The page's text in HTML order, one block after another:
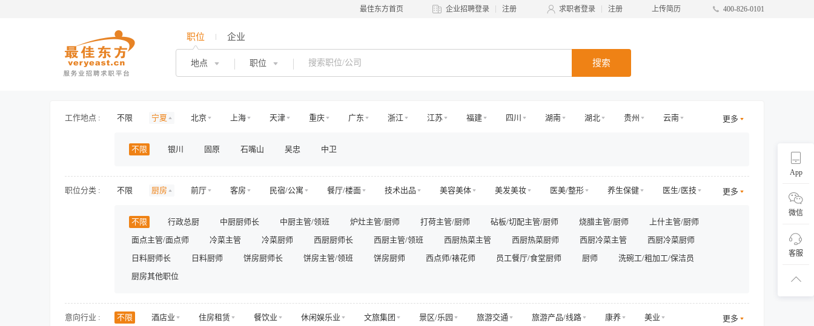
最佳东方首页 企业招聘登录 注册 求职者登录 注册 上传简历 400-826-0101
职位 企业
地点 职位 搜索
App
微信
客服
工作地点 : 不限 宁夏 北京 上海 天津 重庆 广东 浙江 江苏 福建 四川 湖南 湖北 贵州
云南
新疆
西藏 内蒙古 香港 澳门 国外
不限 银川 固原 石嘴山 吴忠 中卫
更多
职位分类 : 不限 厨房 前厅 客房 民宿/公寓 餐厅/楼面 技术出品 美容美体 美发美妆 医美/整形 养生保健
医生/医技
房地产开发
房地产规划与设计 房地产销售/中介 房地产工程 高层管理 市场/运营 销售/商务拓展 收益/预订
客服及支持
人力资源
行政 财务/审计/税务 法务/咨询 IT/电脑 工程/维修 安保/消防 生产营运 采购/物流 供应链
直播
影视/演出
储备/实习 兼职 其他
不限 行政总厨 中厨厨师长 中厨主管/领班 炉灶主管/厨师 打荷主管/厨师 砧板/切配主管/厨师 烧腊主管/厨师
上什主管/厨师
面点主管/面点师
冷菜主管 冷菜厨师 西厨厨师长 西厨主管/领班 西厨热菜主管 西厨热菜厨师 西厨冷菜主管
西厨冷菜厨师
日料厨师长
日料厨师 饼房厨师长 饼房主管/领班 饼房厨师 西点师/裱花师 员工餐厅/食堂厨师 厨师
洗碗工/粗加工/保洁员
厨房其他职位
更多
意向行业 : 不限 酒店业 住房租赁 餐饮业 休闲娱乐业 文旅集团 景区/乐园 旅游交通 旅游产品/线路 康养
美业
更多